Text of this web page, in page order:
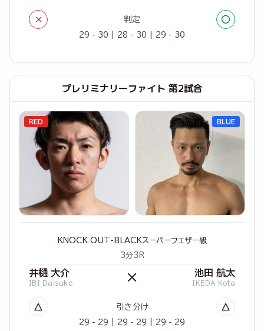
× 判定 ○
29 - 30 | 28 - 30 | 29 - 30
プレリミナリーファイト 第2試合
RED
KNOCK OUT-BLACKスーパーフェザー級
3分3R
井樋 大介
IBI Daisuke × 池田 航太
IKEDA Kota
△ 引き分け △
29 - 29 | 29 - 29 | 29 - 29
BLUE